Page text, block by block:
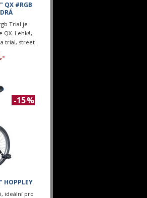
QX #RGB
Trial je
QX. Lehká,
trial, street
-15 %
HOPPLEY
ideální pro